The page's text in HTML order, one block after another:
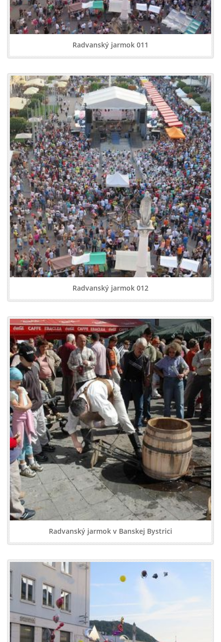
Radvanský jarmok 011
Radvanský jarmok 012
Radvanský jarmok v Banskej Bystrici